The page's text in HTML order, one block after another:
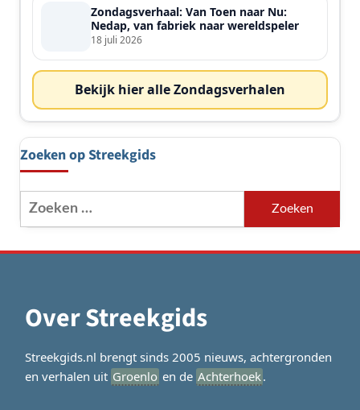
Zondagsverhaal: Van Toen naar Nu:
Nedap, van fabriek naar wereldspeler
18 juli 2026
Bekijk hier alle Zondagsverhalen
Zoeken op Streekgids
Zoeken
naar:
Over Streekgids
Streekgids.nl brengt sinds 2005 nieuws, achtergronden
en verhalen uit Groenlo en de Achterhoek.